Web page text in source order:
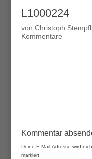
L1000224
von Christoph
Kommentare
Kommentar
Deine E-Mail-Adresse wird
markiert